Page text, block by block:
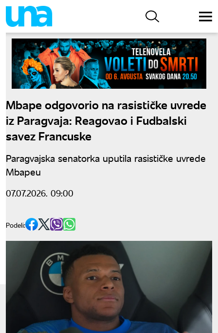
Mbape odgovorio na rasističke uvrede
iz Paragvaja: Reagovao i Fudbalski
savez Francuske
Paragvajska senatorka uputila rasističke uvrede
Mbapeu
07.07.2026. 09:00
Podeli: